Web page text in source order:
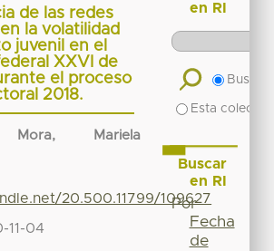
de las redes
la volatilidad
juvenil en el
XXVI de
el proceso
2018.
Mora, Mariela
20.500.11799/109627
11-04
en RI
Buscar
Esta
Buscar
en RI
Por
Fecha
de